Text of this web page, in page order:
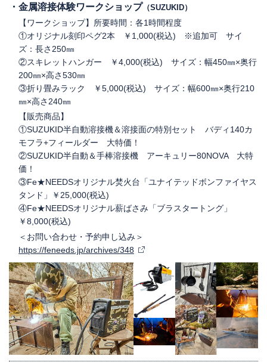
金属溶接体験ワークショップ （SUZUKID）
【ワークショップ】所要時間：各1時間程度
①オリジナル刻印ペグ2本 ￥1,000(税込) ※追加可 サイ
ズ：長さ250㎜
②スキレットハンガー ￥4,000(税込) サイズ：幅450㎜×奥行
200㎜×高さ530㎜
③折り畳みラック ￥5,000(税込) サイズ：幅600㎜×奥行210
㎜×高さ240㎜
【販売商品】
①SUZUKID半自動溶接機＆溶接面の特別セット バディ140カ
モフラ+フィールダー 大特価！
②SUZUKID半自動＆手棒溶接機 アーキュリー80NOVA 大特
価！
③Fe★NEEDSオリジナル焚火台「ユナイテッドボンファイヤス
タンド」￥25,000(税込)
④Fe★NEEDSオリジナル薪ばさみ「ブラスタートング」
￥8,000(税込)
＜お問い合わせ・予約申し込み＞
https://feneeds.jp/archives/348